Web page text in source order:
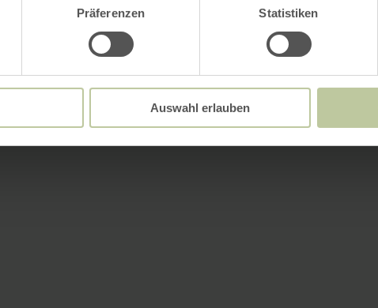
Präferenzen Statistiken
Auswahl erlauben